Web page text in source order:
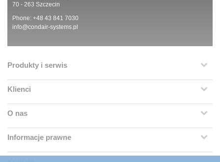
70 - 263 Szczecin
Phone: +48 43 841 7030
info@condair-systems.pl
Produkty i serwis
Klienci
O nas
Informacje prawne